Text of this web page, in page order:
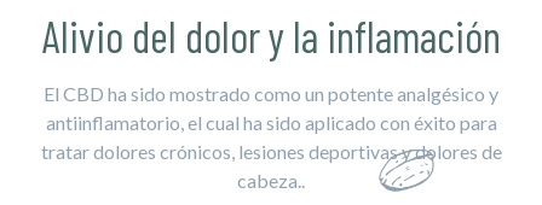
Alivio del dolor y la inflamación
El CBD ha sido mostrado como un potente analgésico y
antiinflamatorio, el cual ha sido aplicado con éxito para
tratar dolores crónicos, lesiones deportivas y dolores de
cabeza..